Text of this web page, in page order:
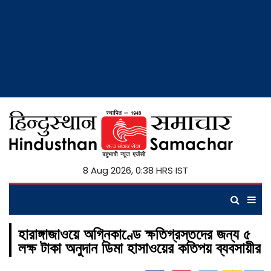
8 Aug 2026, 0:38 HRS IST
হারাঙ্গাজাওয়ে অগ্নিকাণ্ডে ক্ষতিগ্রস্তদের জন্য ৫
লক্ষ টাকা অনুদান ডিমা হাসাওয়ের কতিপয় ব্যবসায়ীর